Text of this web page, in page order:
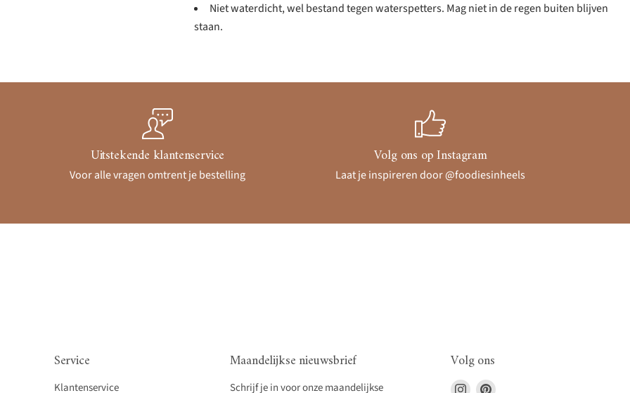
Niet waterdicht, wel bestand tegen waterspetters. Mag niet in de regen buiten blijven
staan.
Uitstekende klantenservice
Voor alle vragen omtrent je bestelling
Volg ons op Instagram
Laat je inspireren door @foodiesinheels
Service
Klantenservice
Maandelijkse nieuwsbrief
Schrijf je in voor onze maandelijkse
Volg ons
Vind Vind